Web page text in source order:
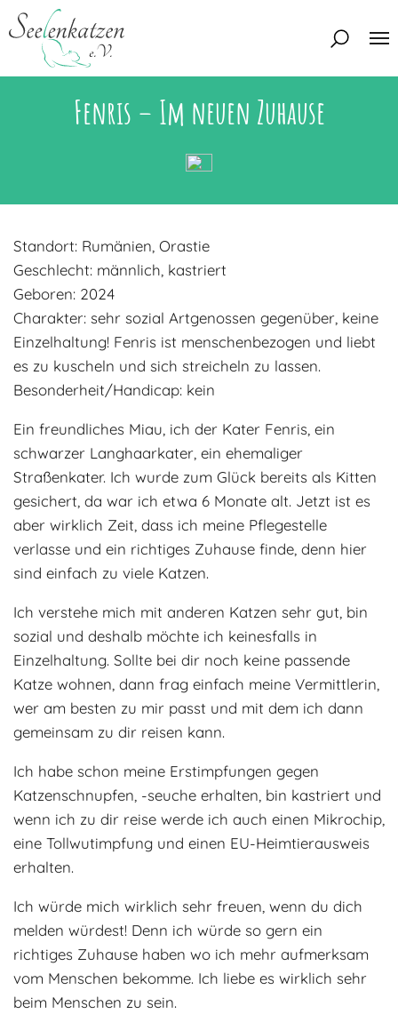
Mitglied werden
Eine Katze adoptieren
Interessentenbogen
Zuhause gesucht
Zuhause gefunden
Regenbogenbrücke
Adoptantenberichte
Infos rund um die Katze
Deine Hilfe
Kontakt
Interessentenbogen
Kontaktformular
FAQ
Blog
Fenris – Im neuen Zuhause
Standort: Rumänien, Orastie
Geschlecht: männlich, kastriert
Geboren: 2024
Charakter: sehr sozial Artgenossen gegenüber, keine
Einzelhaltung! Fenris ist menschenbezogen und liebt
es zu kuscheln und sich streicheln zu lassen.
Besonderheit/Handicap: kein
Ein freundliches Miau, ich der Kater Fenris, ein
schwarzer Langhaarkater, ein ehemaliger
Straßenkater. Ich wurde zum Glück bereits als Kitten
gesichert, da war ich etwa 6 Monate alt. Jetzt ist es
aber wirklich Zeit, dass ich meine Pflegestelle
verlasse und ein richtiges Zuhause finde, denn hier
sind einfach zu viele Katzen.
Ich verstehe mich mit anderen Katzen sehr gut, bin
sozial und deshalb möchte ich keinesfalls in
Einzelhaltung. Sollte bei dir noch keine passende
Katze wohnen, dann frag einfach meine Vermittlerin,
wer am besten zu mir passt und mit dem ich dann
gemeinsam zu dir reisen kann.
Ich habe schon meine Erstimpfungen gegen
Katzenschnupfen, -seuche erhalten, bin kastriert und
wenn ich zu dir reise werde ich auch einen Mikrochip,
eine Tollwutimpfung und einen EU-Heimtierausweis
erhalten.
Ich würde mich wirklich sehr freuen, wenn du dich
melden würdest! Denn ich würde so gern ein
richtiges Zuhause haben wo ich mehr aufmerksam
vom Menschen bekomme. Ich liebe es wirklich sehr
beim Menschen zu sein.